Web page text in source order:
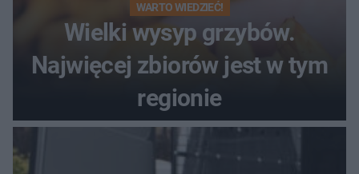
WARTO WIEDZIEĆ!
Wielki wysyp grzybów.
Najwięcej zbiorów jest w tym
regionie